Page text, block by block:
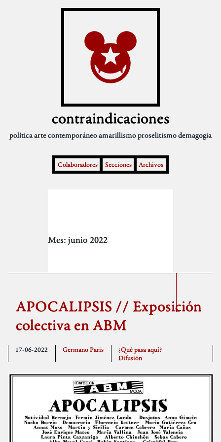
contraindicaciones
políticaarte contemporáneoamarillismoproselitismodemagogia
Colaboradores Secciones Archivos
Mes: junio 2022
APOCALIPSIS // Exposición
colectiva en ABM
17-06-2022 Germano Paris
¿Qué pasa aquí?
Difusión